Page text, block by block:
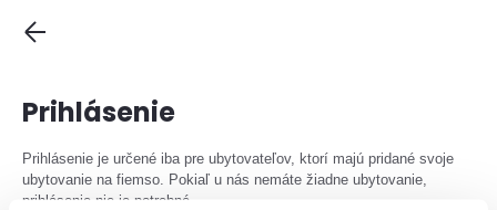
Prihlásenie
Prihlásenie je určené iba pre ubytovateľov, ktorí majú pridané svoje
ubytovanie na fiemso. Pokiaľ u nás nemáte žiadne ubytovanie,
prihlásenie nie je potrebné.